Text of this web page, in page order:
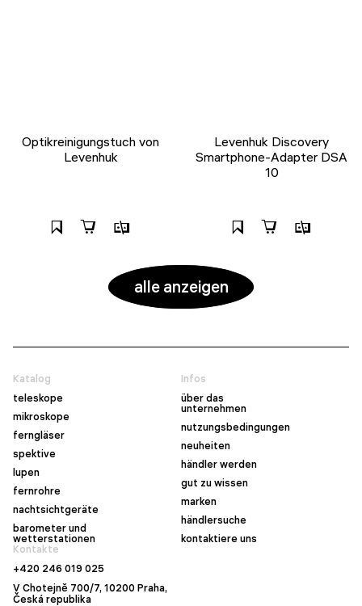
Optikreinigungstuch von
Levenhuk
Levenhuk Discovery
Smartphone-Adapter DSA
10
alle anzeigen
Katalog
teleskope
mikroskope
ferngläser
spektive
lupen
fernrohre
nachtsichtgeräte
barometer und
wetterstationen
Infos
über das
unternehmen
nutzungsbedingungen
neuheiten
händler werden
gut zu wissen
marken
händlersuche
kontaktiere uns
Kontakte
+420 246 019 025
V Chotejně 700/7, 10200 Praha,
Česká republika